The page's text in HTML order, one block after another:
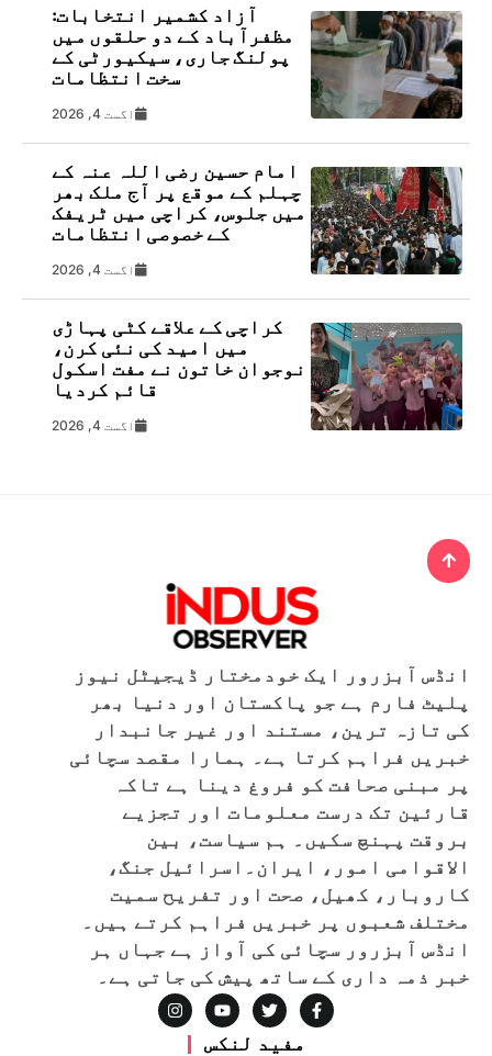
آزاد کشمیر انتخابات:
مظفرآباد کے دو حلقوں میں
پولنگ جاری، سیکیورٹی کے
سخت انتظامات
اگست 4, 2026
امام حسین رضی اللہ عنہ کے
چہلم کے موقع پر آج ملک بھر
میں جلوس، کراچی میں ٹریفک
کے خصوصی انتظامات
اگست 4, 2026
کراچی کے علاقے کٹی پہاڑی
میں امید کی نئی کرن،
نوجوان خاتون نے مفت اسکول
قائم کردیا
اگست 4, 2026
انڈس آبزرور ایک خودمختار ڈیجیٹل نیوز
پلیٹ فارم ہے جو پاکستان اور دنیا بھر
کی تازہ ترین، مستند اور غیر جانبدار
خبریں فراہم کرتا ہے۔ ہمارا مقصد سچائی
پر مبنی صحافت کو فروغ دینا ہے تاکہ
قارئین تک درست معلومات اور تجزیے
بروقت پہنچ سکیں۔ ہم سیاست، بین
الاقوامی امور، ایران۔اسرائیل جنگ،
کاروبار، کھیل، صحت اور تفریح سمیت
مختلف شعبوں پر خبریں فراہم کرتے ہیں۔
انڈس آبزرور سچائی کی آواز ہے جہاں ہر
خبر ذمہ داری کے ساتھ پیش کی جاتی ہے۔
مفید لنکس